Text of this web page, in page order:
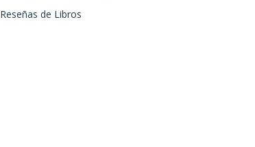
Reseñas de Libros